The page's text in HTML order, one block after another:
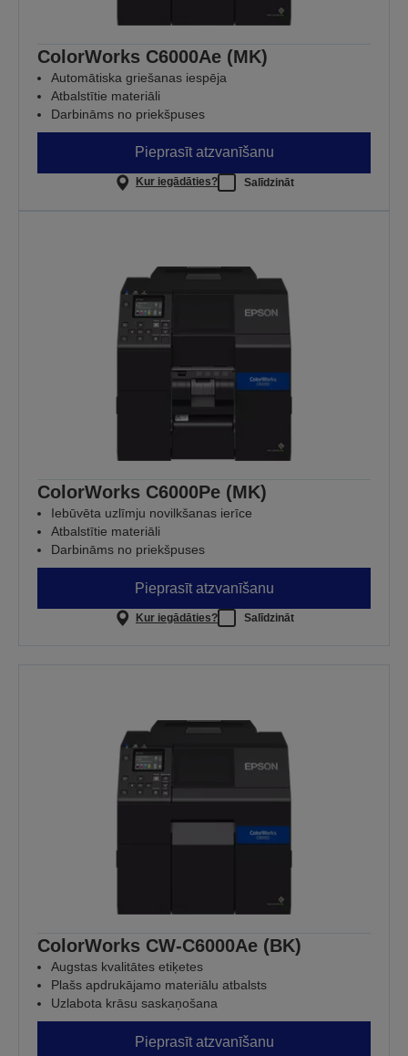
ColorWorks C6000Ae (MK)
Automātiska griešanas iespēja
Atbalstītie materiāli
Darbināms no priekšpuses
Pieprasīt atzvanīšanu
Kur iegādāties? Salīdzināt
ColorWorks C6000Pe (MK)
Iebūvēta uzlīmju novilkšanas ierīce
Atbalstītie materiāli
Darbināms no priekšpuses
Pieprasīt atzvanīšanu
Kur iegādāties? Salīdzināt
ColorWorks CW-C6000Ae (BK)
Augstas kvalitātes etiķetes
Plašs apdrukājamo materiālu atbalsts
Uzlabota krāsu saskaņošana
Pieprasīt atzvanīšanu